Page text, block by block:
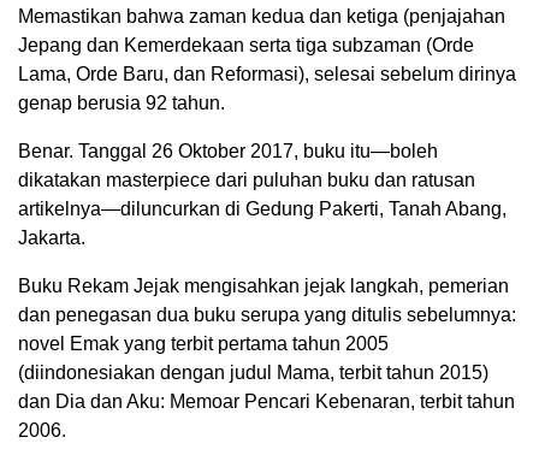
Memastikan bahwa zaman kedua dan ketiga (penjajahan
Jepang dan Kemerdekaan serta tiga subzaman (Orde
Lama, Orde Baru, dan Reformasi), selesai sebelum dirinya
genap berusia 92 tahun.
Benar. Tanggal 26 Oktober 2017, buku itu—boleh
dikatakan masterpiece dari puluhan buku dan ratusan
artikelnya—diluncurkan di Gedung Pakerti, Tanah Abang,
Jakarta.
Buku Rekam Jejak mengisahkan jejak langkah, pemerian
dan penegasan dua buku serupa yang ditulis sebelumnya:
novel Emak yang terbit pertama tahun 2005
(diindonesiakan dengan judul Mama, terbit tahun 2015)
dan Dia dan Aku: Memoar Pencari Kebenaran, terbit tahun
2006.